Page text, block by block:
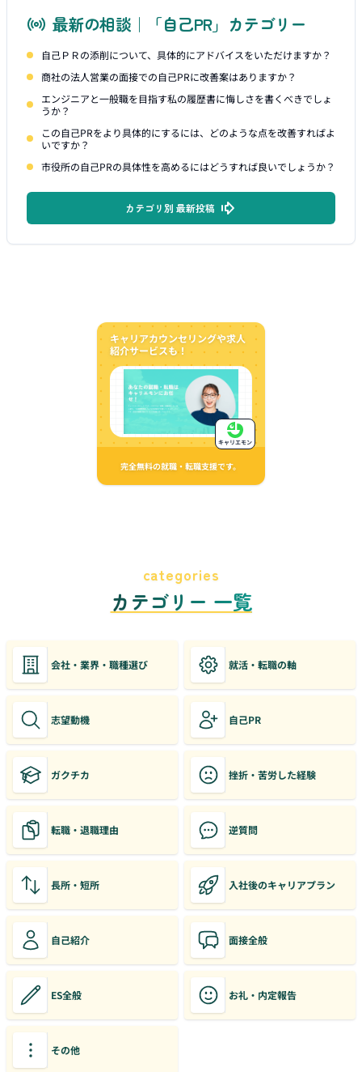
最新の相談｜「自己PR」カテゴリー
自己ＰＲの添削について、具体的にアドバイスをいただけますか？
商社の法人営業の面接での自己PRに改善案はありますか？
エンジニアと一般職を目指す私の履歴書に悔しさを書くべきでしょ
うか？
この自己PRをより具体的にするには、どのような点を改善すればよ
いですか？
市役所の自己PRの具体性を高めるにはどうすれば良いでしょうか？
カテゴリ別 最新投稿
キャリアカウンセリングや求人
紹介サービスも！
完全無料の就職・転職支援です。
キャリエモン
categories
カテゴリー 一覧
会社・業界・職種選び 就活・転職の軸
志望動機 自己PR
ガクチカ 挫折・苦労した経験
転職・退職理由 逆質問
長所・短所 入社後のキャリアプラン
自己紹介 面接全般
ES全般 お礼・内定報告
その他